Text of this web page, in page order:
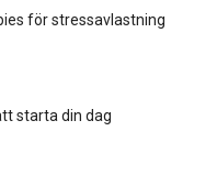
för stressavlastning
starta din dag